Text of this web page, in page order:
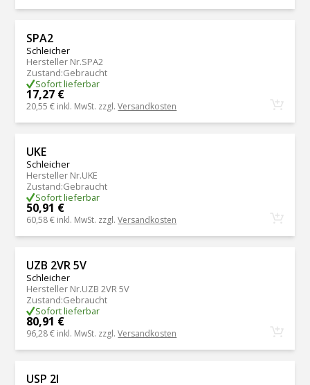
SPA2
Schleicher
Hersteller Nr.SPA2
Zustand:Gebraucht
Sofort lieferbar
17,27 €
20,55 € inkl. MwSt. zzgl.Versandkosten
UKE
Schleicher
Hersteller Nr.UKE
Zustand:Gebraucht
Sofort lieferbar
50,91 €
60,58 € inkl. MwSt. zzgl.Versandkosten
UZB 2VR 5V
Schleicher
Hersteller Nr.UZB 2VR 5V
Zustand:Gebraucht
Sofort lieferbar
80,91 €
96,28 € inkl. MwSt. zzgl.Versandkosten
USP 2I